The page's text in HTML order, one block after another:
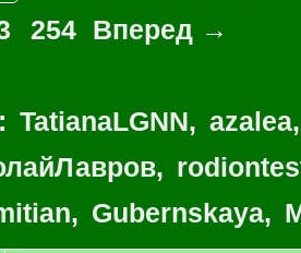
254 Вперед →
TatianaLGNN, azalea
,
, Gubernskaya,